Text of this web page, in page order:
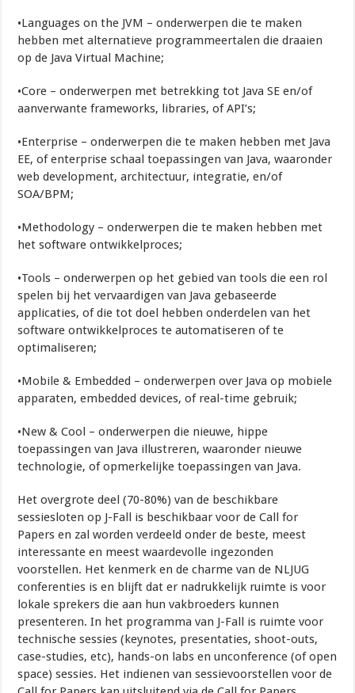
•Languages on the JVM – onderwerpen die te maken
hebben met alternatieve programmeertalen die draaien
op de Java Virtual Machine;
•Core – onderwerpen met betrekking tot Java SE en/of
aanverwante frameworks, libraries, of API’s;
•Enterprise – onderwerpen die te maken hebben met Java
EE, of enterprise schaal toepassingen van Java, waaronder
web development, architectuur, integratie, en/of
SOA/BPM;
•Methodology – onderwerpen die te maken hebben met
het software ontwikkelproces;
•Tools – onderwerpen op het gebied van tools die een rol
spelen bij het vervaardigen van Java gebaseerde
applicaties, of die tot doel hebben onderdelen van het
software ontwikkelproces te automatiseren of te
optimaliseren;
•Mobile & Embedded – onderwerpen over Java op mobiele
apparaten, embedded devices, of real-time gebruik;
•New & Cool – onderwerpen die nieuwe, hippe
toepassingen van Java illustreren, waaronder nieuwe
technologie, of opmerkelijke toepassingen van Java.
Het overgrote deel (70-80%) van de beschikbare
sessiesloten op J-Fall is beschikbaar voor de Call for
Papers en zal worden verdeeld onder de beste, meest
interessante en meest waardevolle ingezonden
voorstellen. Het kenmerk en de charme van de NLJUG
conferenties is en blijft dat er nadrukkelijk ruimte is voor
lokale sprekers die aan hun vakbroeders kunnen
presenteren. In het programma van J-Fall is ruimte voor
technische sessies (keynotes, presentaties, shoot-outs,
case-studies, etc), hands-on labs en unconference (of open
space) sessies. Het indienen van sessievoorstellen voor de